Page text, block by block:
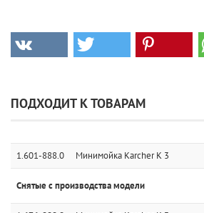
ПОДХОДИТ К ТОВАРАМ
1.601-888.0 Минимойка Karcher K 3
Снятые с производства модели